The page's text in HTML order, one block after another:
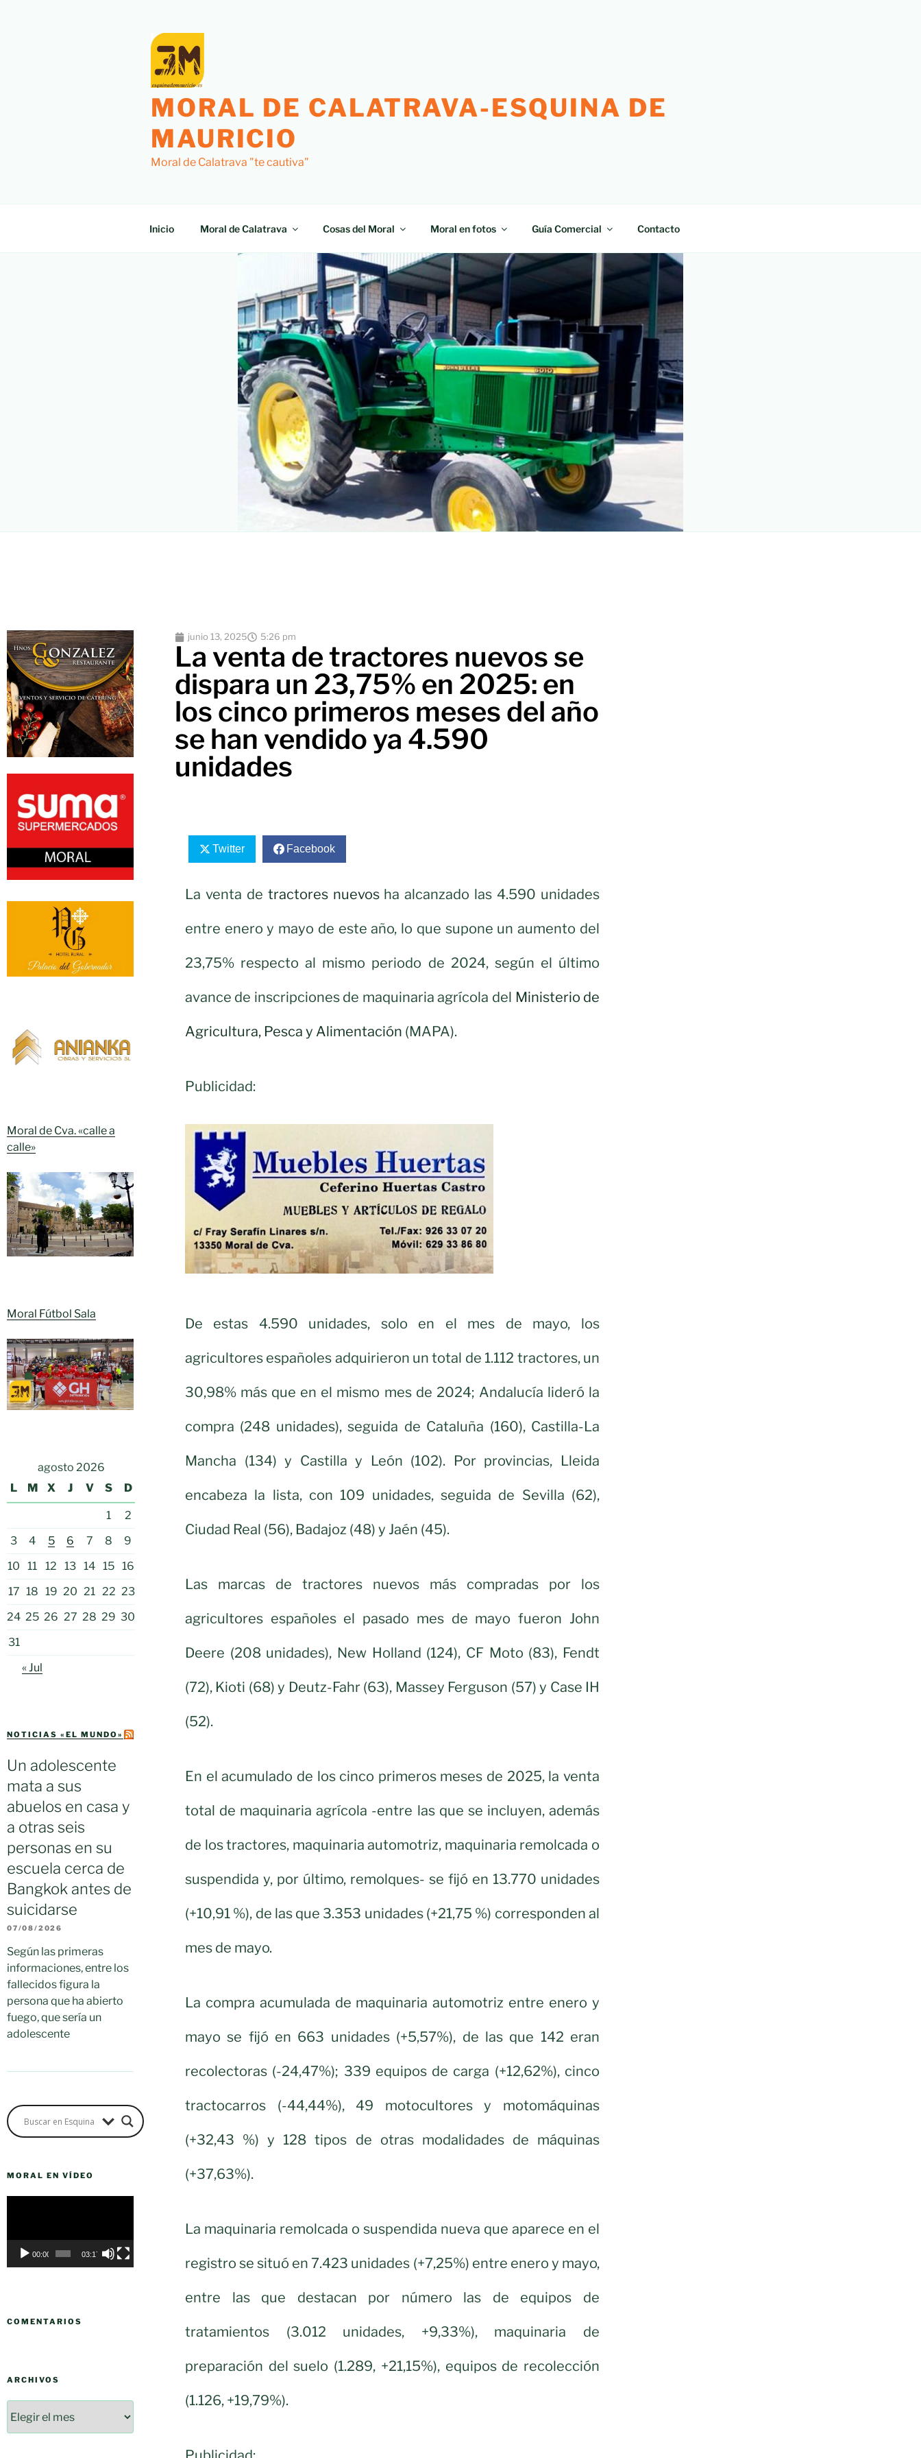
MORAL DE CALATRAVA-ESQUINA DE
MAURICIO
Moral de Calatrava "te cautiva"
Inicio Moral de Calatrava Cosas del Moral Moral en fotos Guía Comercial Contacto
Moral de Cva. «calle a
calle»
Moral Fútbol Sala
agosto 2026
L
M X J V S D
1
2
3
4 5 6 7 8
9
10
11 12 13 14 15 16
17 18 19 20 21 22 23
24 25 26 27 28 29 30
31
« Jul
NOTICIAS «EL MUNDO»
Un adolescente
mata a sus
abuelos en casa y
a otras seis
personas en su
escuela cerca de
Bangkok antes de
suicidarse
07/08/2026
Según las primeras
informaciones, entre los
fallecidos figura la
persona que ha abierto
fuego, que sería un
adolescente
MORAL EN VÍDEO
00:00 03:17
COMENTARIOS
ARCHIVOS
junio 13, 2025 5:26 pm
La venta de tractores nuevos se
dispara un 23,75% en 2025: en
los cinco primeros meses del año
se han vendido ya 4.590
unidades
Twitter Facebook
La venta de tractores nuevosha alcanzado las 4.590 unidades
entre enero y mayo de este año, lo que supone un aumento del
23,75% respecto al mismo periodo de 2024, según el último
avance de inscripciones de maquinaria agrícola del Ministerio de
Agricultura, Pesca y Alimentación (MAPA).
Publicidad:
De estas 4.590 unidades, solo en el mes de mayo, los
agricultores españoles adquirieron un total de 1.112 tractores, un
30,98% más que en el mismo mes de 2024; Andalucía lideró la
compra (248 unidades), seguida de Cataluña (160), Castilla-La
Mancha (134) y Castilla y León (102). Por provincias, Lleida
encabeza la lista, con 109 unidades, seguida de Sevilla (62),
Ciudad Real (56), Badajoz (48) y Jaén (45).
Las marcas de tractores nuevos más compradas por los
agricultores españoles el pasado mes de mayo fueron John
Deere (208 unidades), New Holland (124), CF Moto (83), Fendt
(72), Kioti (68) y Deutz-Fahr (63), Massey Ferguson (57) y Case IH
(52).
En el acumulado de los cinco primeros meses de 2025, la venta
total de maquinaria agrícola -entre las que se incluyen, además
de los tractores, maquinaria automotriz, maquinaria remolcada o
suspendida y, por último, remolques- se fijó en 13.770 unidades
(+10,91 %), de las que 3.353 unidades (+21,75 %) corresponden al
mes de mayo.
La compra acumulada de maquinaria automotriz entre enero y
mayo se fijó en 663 unidades (+5,57%), de las que 142 eran
recolectoras (-24,47%); 339 equipos de carga (+12,62%), cinco
tractocarros (-44,44%), 49 motocultores y motomáquinas
(+32,43 %) y 128 tipos de otras modalidades de máquinas
(+37,63%).
La maquinaria remolcada o suspendida nueva que aparece en el
registro se situó en 7.423 unidades (+7,25%) entre enero y mayo,
entre las que destacan por número las de equipos de
tratamientos (3.012 unidades, +9,33%), maquinaria de
preparación del suelo (1.289, +21,15%), equipos de recolección
(1.126, +19,79%).